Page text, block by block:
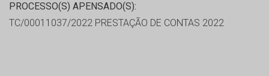
PROCESSO(S) APENSADO(S):
TC/00011037/2022 PRESTAÇÃO DE CONTAS 2022